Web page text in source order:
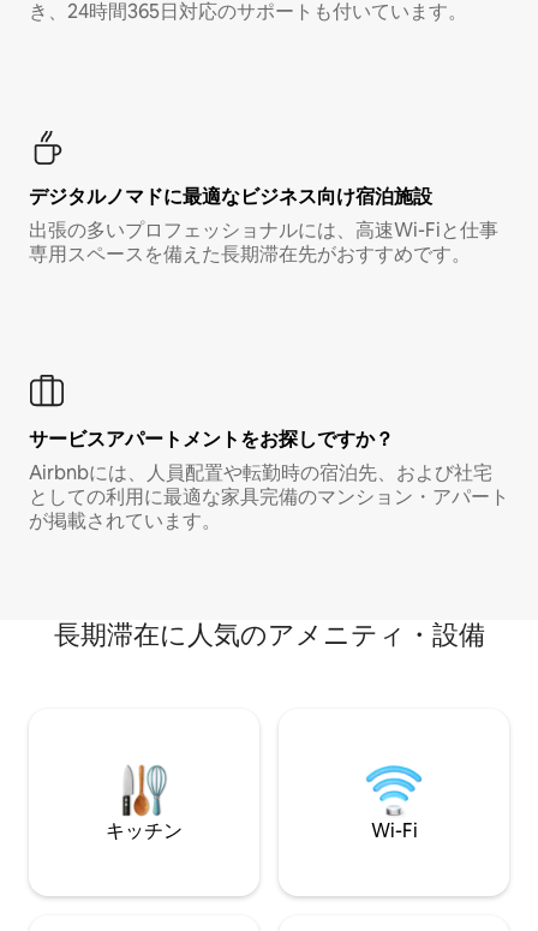
き、24時間365日対応のサポートも付いています。
デジタルノマド⁠に最⁠適⁠なビ⁠ジ⁠ネ⁠ス⁠向⁠け宿⁠泊⁠施⁠設
出張の多いプロフェッショナルには、高速Wi-Fiと仕事
専用スペースを備えた長期滞在先がおすすめです。
サービスアパートメントをお探しですか？
Airbnbには、人員配置や転勤時の宿泊先、および社宅
としての利用に最適な家具完備のマンション・アパート
が掲載されています。
長期滞在に人気のアメニティ・設備
キッチン Wi-Fi